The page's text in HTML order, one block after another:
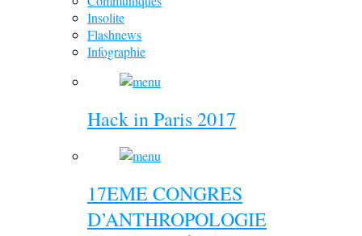
Insolite
Flashnews
Infographie
Hack in Paris 2017
17EME CONGRES
D’ANTHROPOLOGIE